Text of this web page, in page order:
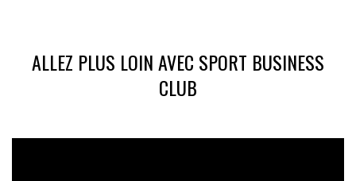
ALLEZ PLUS LOIN AVEC SPORT BUSINESS
CLUB